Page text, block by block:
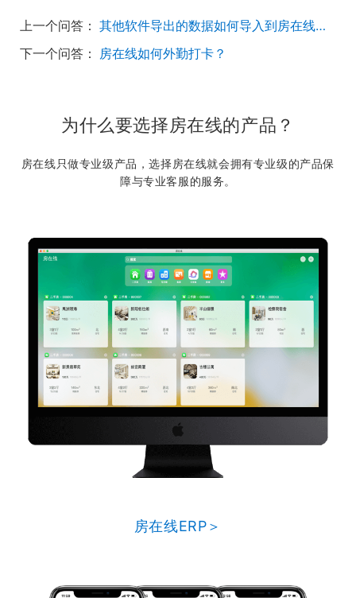
上一个问答：
其他软件导出的数据如何导入到房在线得系统？
下一个问答： 房在线如何外勤打卡？
为什么要选择房在线的产品？
房在线只做专业级产品，选择房在线就会拥有专业级的产品保
障与专业客服的服务。
房在线ERP＞